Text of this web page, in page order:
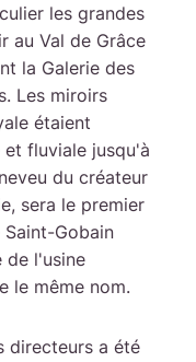
les grandes
au Val de Grâce
la Galerie des
Les miroirs
étaient
fluviale jusqu'à
du créateur
sera le premier
Gobain
de l'usine
le même nom.
directeurs a été